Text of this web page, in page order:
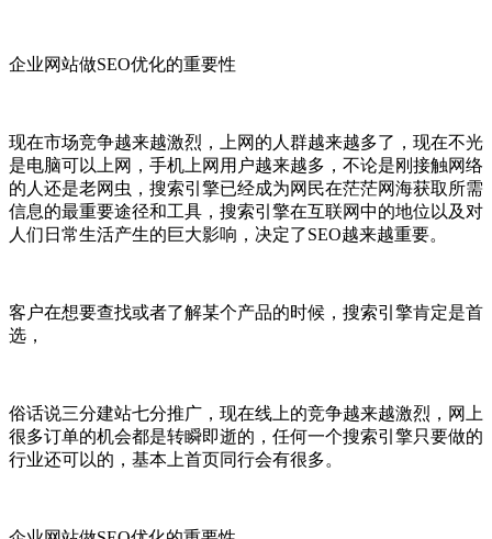
企业网站做SEO优化的重要性
现在市场竞争越来越激烈，上网的人群越来越多了，现在不光
是电脑可以上网，手机上网用户越来越多，不论是刚接触网络
的人还是老网虫，搜索引擎已经成为网民在茫茫网海获取所需
信息的最重要途径和工具，搜索引擎在互联网中的地位以及对
人们日常生活产生的巨大影响，决定了SEO越来越重要。
客户在想要查找或者了解某个产品的时候，搜索引擎肯定是首
选，
俗话说三分建站七分推广，现在线上的竞争越来越激烈，网上
很多订单的机会都是转瞬即逝的，任何一个搜索引擎只要做的
行业还可以的，基本上首页同行会有很多。